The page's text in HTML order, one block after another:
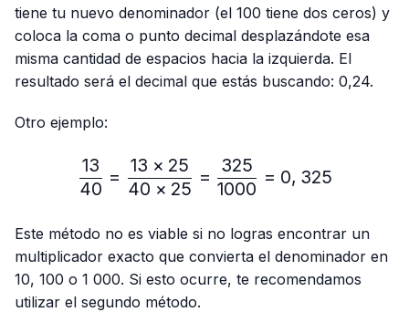
tiene tu nuevo denominador (el 100 tiene dos ceros) y
coloca la coma o punto decimal desplazándote esa
misma cantidad de espacios hacia la izquierda. El
resultado será el decimal que estás buscando: 0,24.
Otro ejemplo:
\frac{13}{40}=\frac{13
40
13
=
40 × 25
13 × 25
=
1000
325
= 0, 325
Este método no es viable si no logras encontrar un
multiplicador exacto que convierta el denominador en
10, 100 o 1 000. Si esto ocurre, te recomendamos
utilizar el segundo método.